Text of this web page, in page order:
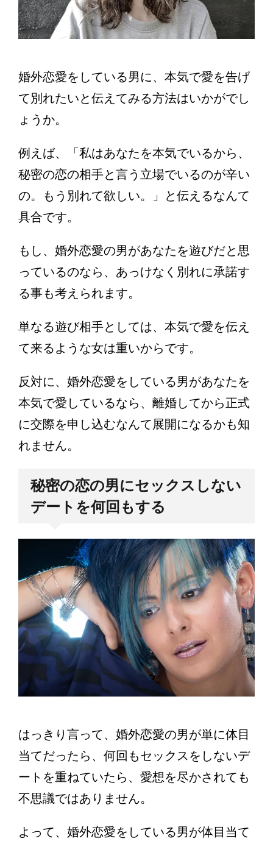
婚外恋愛をしている男に、本気で愛を告げ
て別れたいと伝えてみる方法はいかがでし
ょうか。
例えば、「私はあなたを本気でいるから、
秘密の恋の相手と言う立場でいるのが辛い
の。もう別れて欲しい。」と伝えるなんて
具合です。
もし、婚外恋愛の男があなたを遊びだと思
っているのなら、あっけなく別れに承諾す
る事も考えられます。
単なる遊び相手としては、本気で愛を伝え
て来るような女は重いからです。
反対に、婚外恋愛をしている男があなたを
本気で愛しているなら、離婚してから正式
に交際を申し込むなんて展開になるかも知
れません。
秘密の恋の男にセックスしない
デートを何回もする
はっきり言って、婚外恋愛の男が単に体目
当てだったら、何回もセックスをしないデ
ートを重ねていたら、愛想を尽かされても
不思議ではありません。
よって、婚外恋愛をしている男が体目当て